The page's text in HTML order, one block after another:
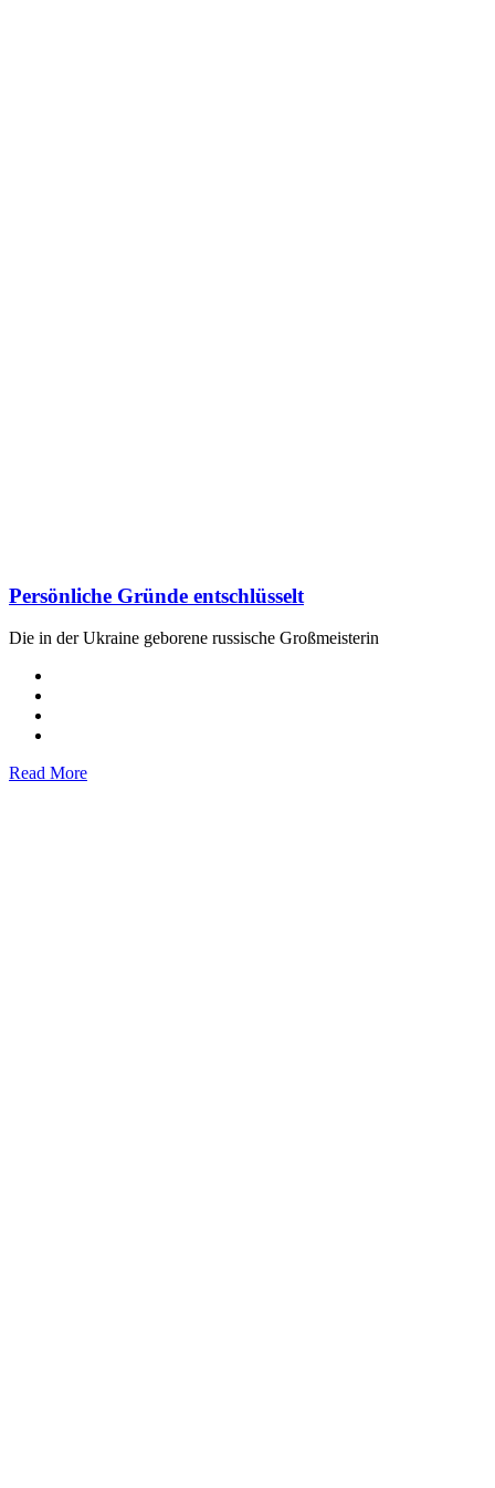
Persönliche Gründe entschlüsselt
Die in der Ukraine geborene russische Großmeisterin
Read More